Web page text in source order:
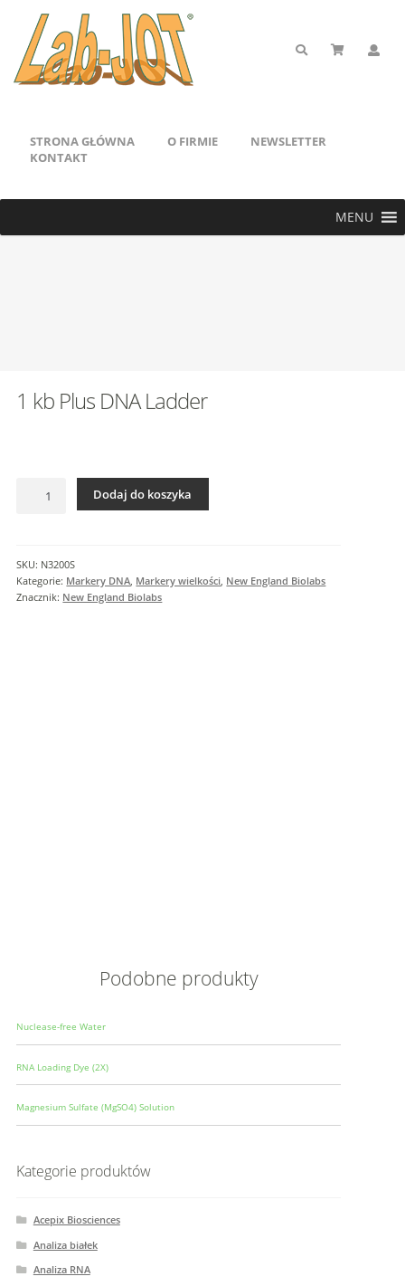
STRONA GŁÓWNA O FIRMIE
NEWSLETTER
KONTAKT
MENU
1 kb Plus DNA Ladder
DNA
Ladder
Dodaj do koszyka
SKU: N3200S
Kategorie: Markery DNA Markery wielkości New England Biolabs
Znacznik: New England Biolabs
Podobne produkty
Nuclease-free Water
RNA Loading Dye (2X)
Magnesium Sulfate (MgSO4) Solution
Kategorie produktów
Acepix Biosciences
Analiza białek
Analiza RNA